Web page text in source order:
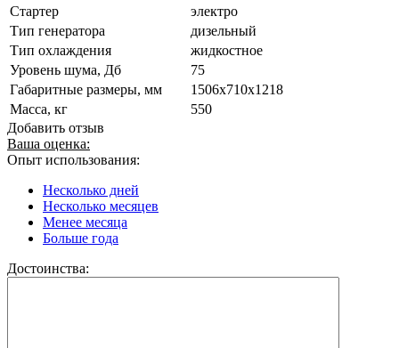
Стартер
электро
Тип генератора
дизельный
Тип охлаждения
жидкостное
Уровень шума, Дб
75
Габаритные размеры, мм
1506x710x1218
Масса, кг
550
Добавить отзыв
Ваша оценка:
Опыт использования:
Несколько дней
Несколько месяцев
Менее месяца
Больше года
Достоинства: